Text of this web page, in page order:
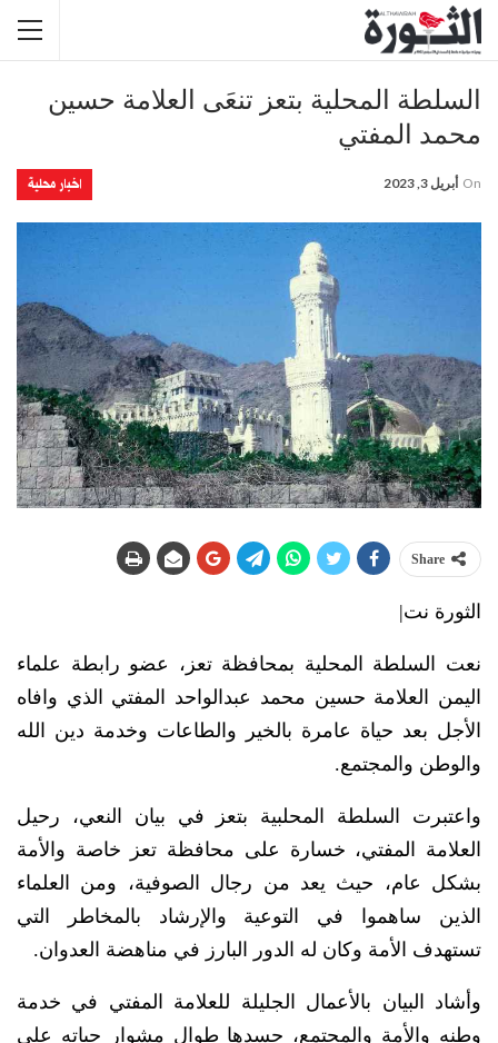
السلطة المحلية بتعز تنعَى العلامة حسين
محمد المفتي
اخبار محلية On أبريل 3, 2023
Share
الثورة نت|
نعت السلطة المحلية بمحافظة تعز، عضو رابطة علماء
اليمن العلامة حسين محمد عبدالواحد المفتي الذي وافاه
الأجل بعد حياة عامرة بالخير والطاعات وخدمة دين الله
والوطن والمجتمع.
واعتبرت السلطة المحلبية بتعز في بيان النعي، رحيل
العلامة المفتي، خسارة على محافظة تعز خاصة والأمة
بشكل عام، حيث يعد من رجال الصوفية، ومن العلماء
الذين ساهموا في التوعية والإرشاد بالمخاطر التي
تستهدف الأمة وكان له الدور البارز في مناهضة العدوان.
وأشاد البيان بالأعمال الجليلة للعلامة المفتي في خدمة
وطنه والأمة والمجتمع، جسدها طوال مشوار حياته على